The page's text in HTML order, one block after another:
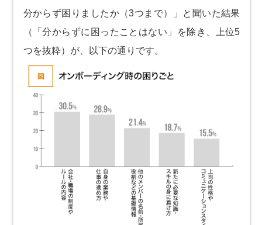
分からず困りましたか（3つまで）」と聞いた結果
（「分からずに困ったことはない」を除き、上位5
つを抜粋）が、以下の通りです。